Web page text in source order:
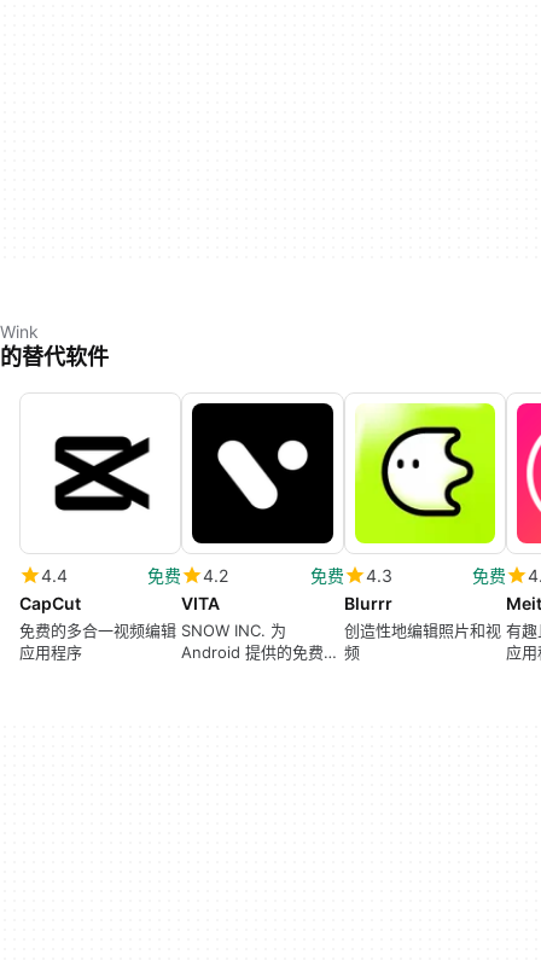
Wink
的替代软件
4.4
免费
CapCut
免费的多合一视频编辑
应用程序
4.2
免费
VITA
SNOW INC. 为
Android 提供的免费程
4.3
免费
Blurrr
创造性地编辑照片和视
频
有
应